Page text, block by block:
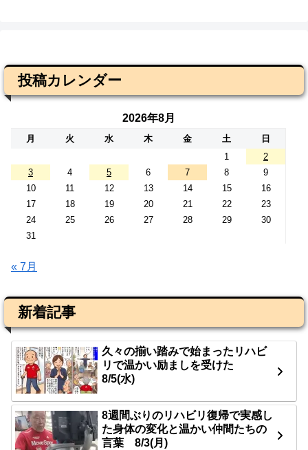
投稿カレンダー
2026年8月
月 火 水 木 金 土
日
1
2
3
4 5 6 7 8
9
10
11 12 13 14 15
16
17
18 19 20 21 22
23
24
25 26 27 28 29
30
31
« 7月
新着記事
久々の揃い踏みで始まったリハビ
リで温かい励ましを受けた
8/5(水)
8週間ぶりのリハビリ復帰で実感し
た身体の変化と温かい仲間たちの
言葉 8/3(月)